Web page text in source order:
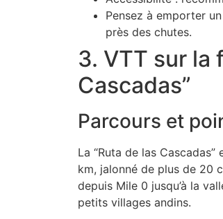
Pensez à emporter
près des chutes.
3. VTT sur la
Cascadas”
Parcours et
La “Ruta de las
km, jalonné de plus de 20
depuis Mile 0 jusqu’à la
petits villages andins.